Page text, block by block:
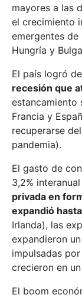
mayores a las
el crecimiento
emergentes de
Hungría y
El país logró
recesión que
estancamiento
Francia y
recuperarse
pandemia).
El gasto de
3,2%
privada en
expandió
Irlanda), las
expandieron
impulsadas
crecieron en
El boom